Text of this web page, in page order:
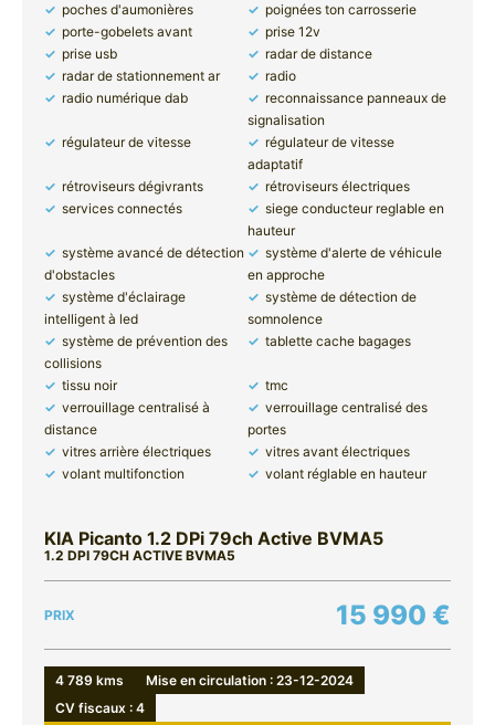
poches d'aumonières
poignées ton carrosserie
porte-gobelets avant
prise 12v
prise usb
radar de distance
radar de stationnement ar
radio
radio numérique dab
reconnaissance panneaux de
signalisation
régulateur de vitesse
régulateur de vitesse
adaptatif
rétroviseurs dégivrants
rétroviseurs électriques
services connectés
siege conducteur reglable en
hauteur
système avancé de détection
d'obstacles
système d'alerte de véhicule
en approche
système d'éclairage
intelligent à led
système de détection de
somnolence
système de prévention des
collisions
tablette cache bagages
tissu noir
tmc
verrouillage centralisé à
distance
verrouillage centralisé des
portes
vitres arrière électriques
vitres avant électriques
volant multifonction
volant réglable en hauteur
KIA Picanto 1.2 DPi 79ch Active BVMA5
1.2 DPI 79CH ACTIVE BVMA5
PRIX 15 990 €
4 789 kms
Mise en circulation : 23-12-2024
CV fiscaux : 4